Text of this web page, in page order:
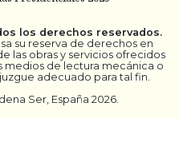
los derechos reservados.
su reserva de derechos en
las obras y servicios ofrecidos
medios de lectura mecánica o
adecuado para tal fin.
Ser, España 2026.